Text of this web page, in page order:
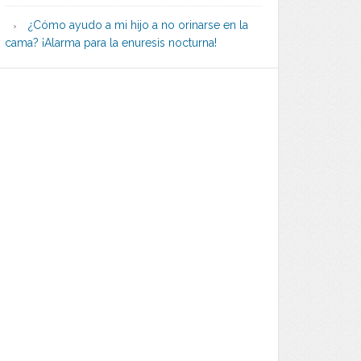
¿Cómo ayudo a mi hijo a no orinarse en la
cama? ¡Alarma para la enuresis nocturna!